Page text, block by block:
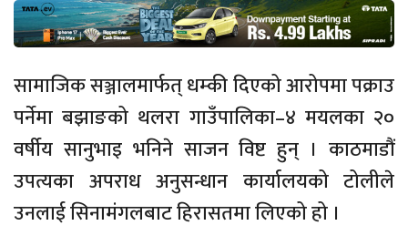
सामाजिक सञ्जालमार्फत् धम्की दिएको आरोपमा पक्राउ
पर्नेमा बझाङको थलरा गाउँपालिका–४ मयलका २०
वर्षीय सानुभाइ भनिने साजन विष्ट हुन् । काठमाडौं
उपत्यका अपराध अनुसन्धान कार्यालयको टोलीले
उनलाई सिनामंगलबाट हिरासतमा लिएको हो ।